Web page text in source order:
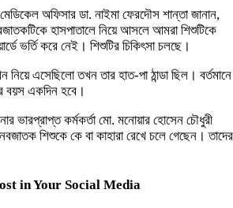
মেডিকেল অফিসার ডা. নাইমা ফেরদৌস শান্তা জানান,
হাসপাতালে নিয়ে আসলে আমরা শিশুটিকে
ভর্তি করে নেই। শিশুটির চিকিৎসা চলছে।
এসেছিলো তখন তার হাত-পা ঠান্ডা ছিল। বর্তমানে
একদিন হবে।
ভারপ্রাপ্ত কর্মকর্তা মো. মনোয়ার হোসেন চৌধুরী
শিশুকে কে বা কাহারা রেখে চলে গেছেন। তাদের
in Your Social Media